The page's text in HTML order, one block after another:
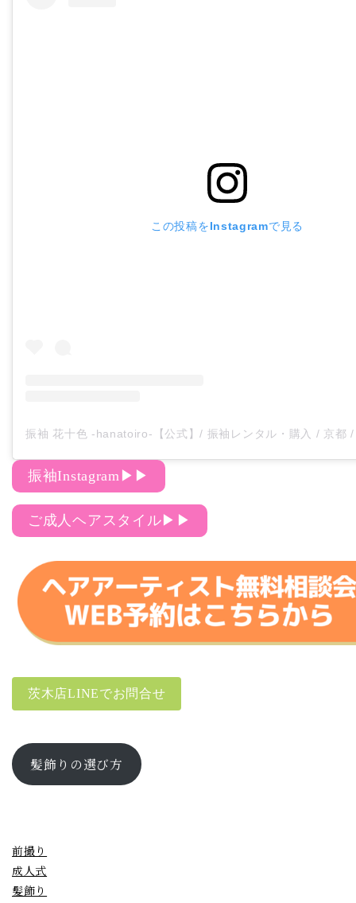
この投稿をInstagramで見る
振袖Instagram▶▶
ご成人ヘアスタイル▶▶
茨木店LINEでお問合せ
髪飾りの選び方
前撮り
成人式
髪飾り